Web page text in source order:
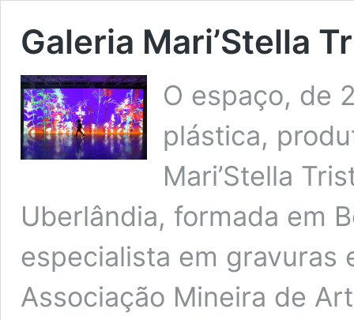
Galeria Mari’Stella
O espaço, de
plástica,
Mari’Stella
Uberlândia, formada em
especialista em gravuras
Associação Mineira de